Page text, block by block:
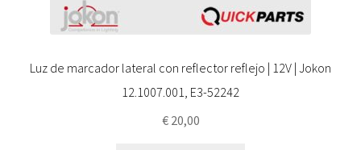
Luz de marcador lateral con reflector reflejo | 12V | Jokon
12.1007.001, E3-52242
€20,00